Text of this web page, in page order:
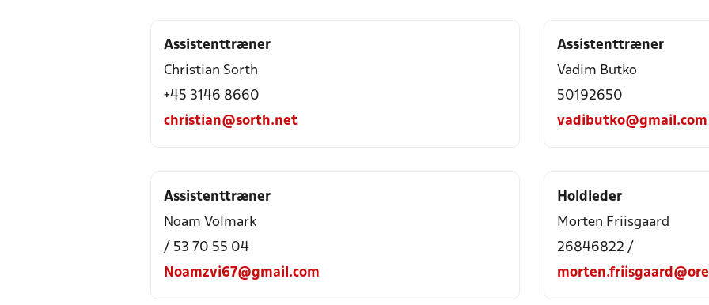
Assistenttræner
Christian Sorth
+45 3146 8660
christian@sorth.net
Assistenttræner
Vadim Butko
50192650
vadibutko@gmail.com
Assistenttræner
Noam Volmark
/ 53 70 55 04
Noamzvi67@gmail.com
Holdleder
Morten Friisgaard
26846822 /